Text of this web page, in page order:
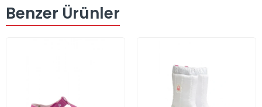
Benzer Ürünler